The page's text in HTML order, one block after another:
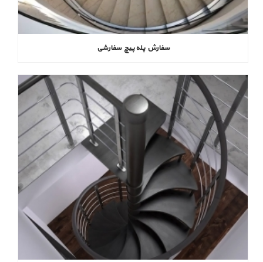
سفارش پله پیچ سفارشی